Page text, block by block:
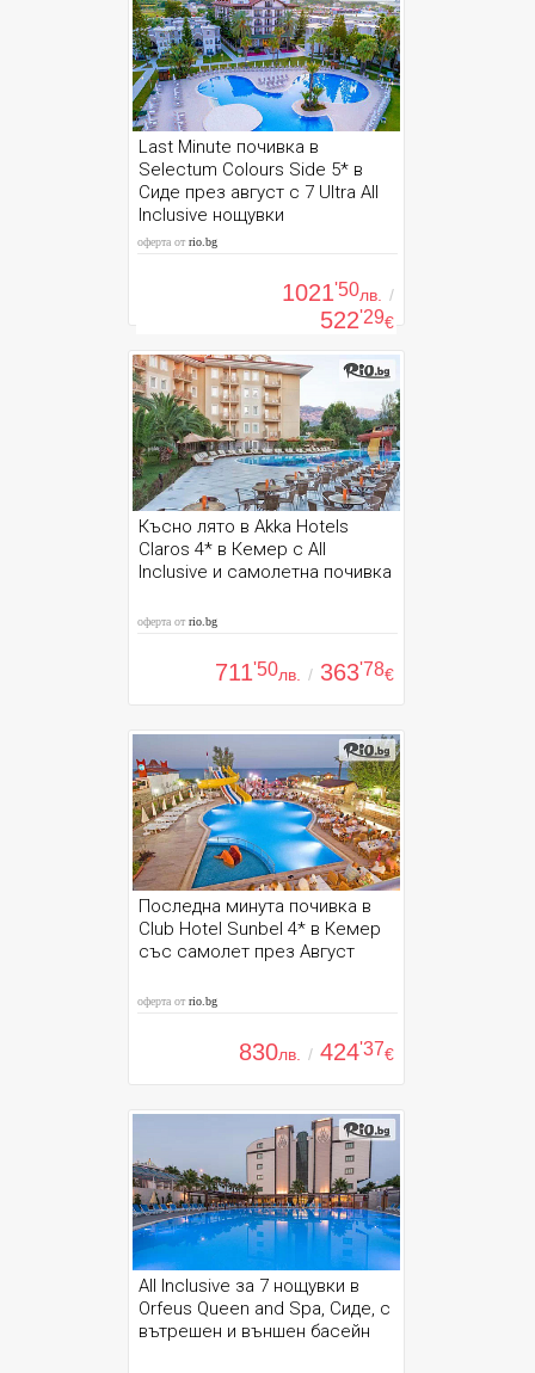
Last Minute почивка в
Selectum Colours Side 5* в
Сиде през август с 7 Ultra All
Inclusive нощувки
оферта отrio.bg
1021'50лв. /
522'29€
Късно лято в Akka Hotels
Claros 4* в Кемер с All
Inclusive и самолетна почивка
оферта отrio.bg
711'50лв. / 363'78€
Последна минута почивка в
Club Hotel Sunbel 4* в Кемер
със самолет през Август
оферта отrio.bg
830лв. / 424'37€
All Inclusive за 7 нощувки в
Orfeus Queen and Spa, Сиде, с
вътрешен и външен басейн